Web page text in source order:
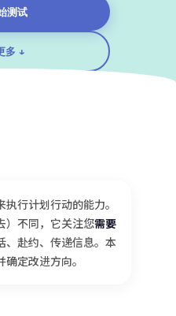
测试
多 ↓
行计划行动的能力。
）不同，它关注您需要
、赴约、传递信息。本
定改进方向。